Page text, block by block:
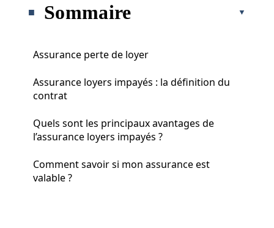
Sommaire
Assurance perte de loyer
Assurance loyers impayés : la définition du
contrat
Quels sont les principaux avantages de
l’assurance loyers impayés ?
Comment savoir si mon assurance est
valable ?